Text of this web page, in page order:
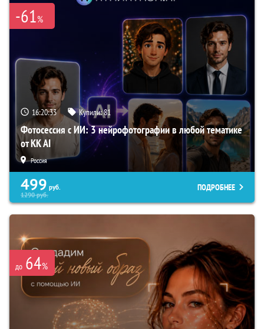
-61%
16:20:33 Купили:81
Фотосессия с ИИ: 3 нейрофотографии в любой тематике
от KK AI
Россия
499 руб.
1290руб.
ПОДРОБНЕЕ
до 64%